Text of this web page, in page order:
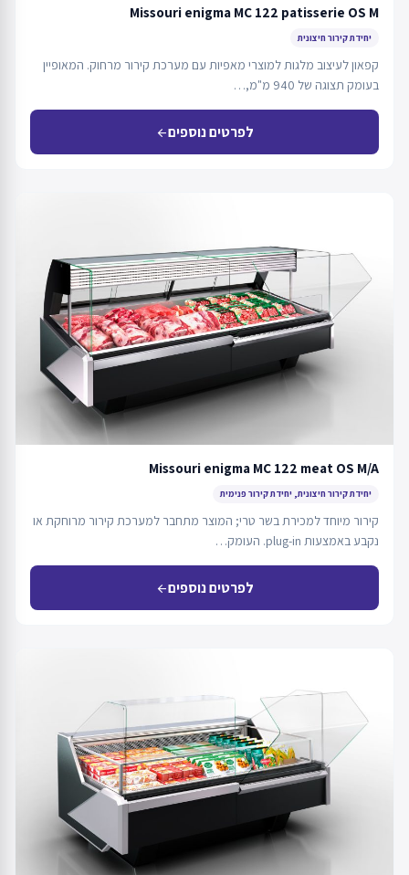
Missouri enigma MC 122 patisserie OS M
יחידת קירור חיצונית
קפאון לעיצוב מלגות למוצרי מאפיות עם מערכת קירור מרחוק. המאופיין
בעומק תצוגה של 940 מ"מ,…
לפרטים נוספיםarrow_back
Missouri enigma MC 122 meat OS M/A
יחידת קירור חיצונית, יחידת קירור פנימית
קירור מיוחד למכירת בשר טרי; המוצר מתחבר למערכת קירור מרוחקת או
נקבע באמצעות plug-in. העומק…
לפרטים נוספיםarrow_back